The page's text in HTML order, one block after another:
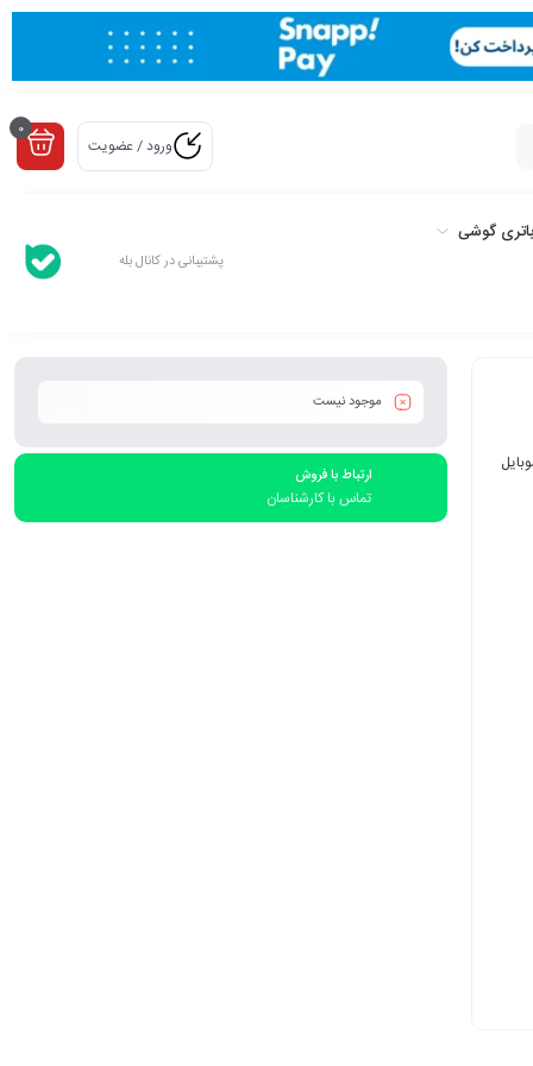
ورود / عضویت
0
باتری گوشی
پشتیبانی در کانال بله
موجود نیست
ارتباط با فروش
تماس با کارشناسان